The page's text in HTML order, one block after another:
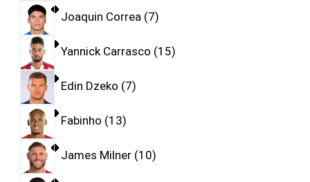
Joaquin Correa 7
Yannick Carrasco 15
Edin Dzeko 7
Fabinho 13
James Milner 10